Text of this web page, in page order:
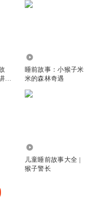
故
睡前故事：小猴子米
米的森林奇遇
儿童睡前故事大全 |
猴子警长